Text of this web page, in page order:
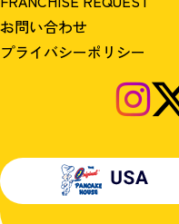
お問い合わせ
プライバシーポリシー